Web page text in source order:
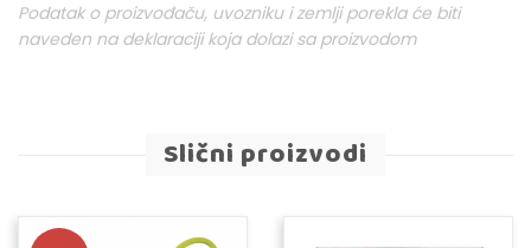
Podatak o proizvođaču, uvozniku i zemlji porekla će biti
naveden na deklaraciji koja dolazi sa proizvodom
Slični proizvodi